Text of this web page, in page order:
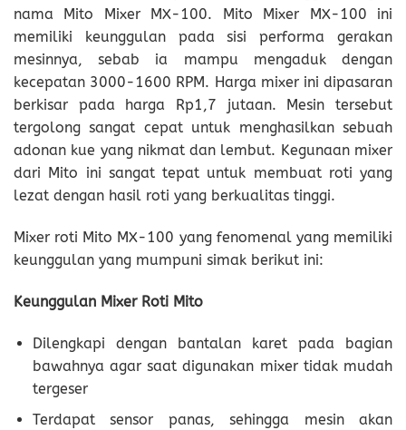
nama Mito Mixer MX-100. Mito Mixer MX-100 ini
memiliki keunggulan pada sisi performa gerakan
mesinnya, sebab ia mampu mengaduk dengan
kecepatan 3000-1600 RPM. Harga mixer ini dipasaran
berkisar pada harga Rp1,7 jutaan. Mesin tersebut
tergolong sangat cepat untuk menghasilkan sebuah
adonan kue yang nikmat dan lembut. Kegunaan mixer
dari Mito ini sangat tepat untuk membuat roti yang
lezat dengan hasil roti yang berkualitas tinggi.
Mixer roti Mito MX-100 yang fenomenal yang memiliki
keunggulan yang mumpuni simak berikut ini:
Keunggulan Mixer Roti Mito
Dilengkapi dengan bantalan karet pada bagian
bawahnya agar saat digunakan mixer tidak mudah
tergeser
Terdapat sensor panas, sehingga mesin akan